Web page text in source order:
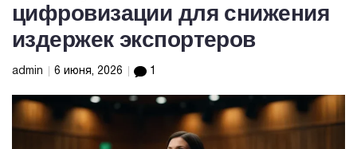
цифровизации для снижения
издержек экспортеров
admin 6 июня, 2026 1